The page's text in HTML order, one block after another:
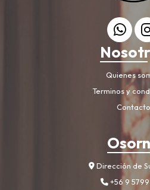
Quienes
Terminos y
Contacto
Dirección de
+56 9 5799